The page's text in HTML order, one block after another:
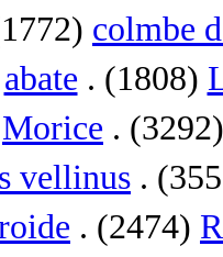
colmbe
abate . (1808)
Morice .
vellinus .
. (2474)